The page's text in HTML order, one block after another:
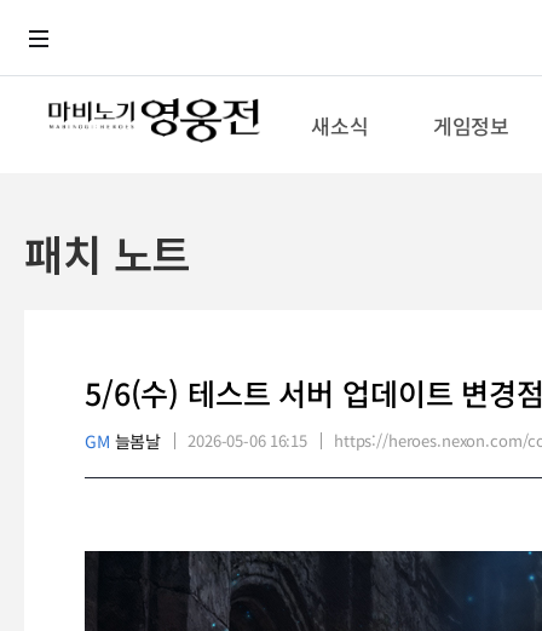
새소식 게임정보
패치 노트
5/6(수) 테스트 서버 업데이트 변경
GM 늘봄날 2026-05-06 16:15 https://heroes.nexon.com/